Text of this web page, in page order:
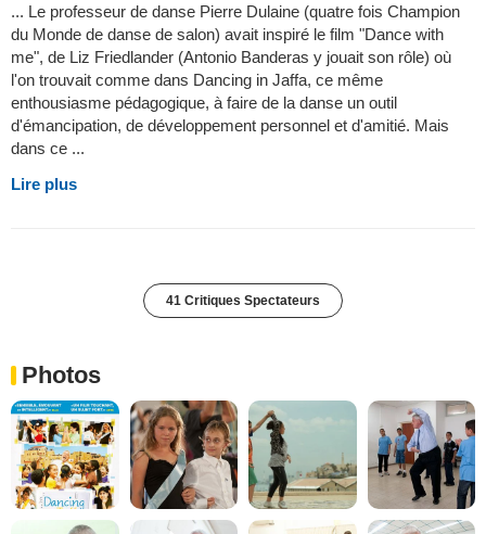
... Le professeur de danse Pierre Dulaine (quatre fois Champion
du Monde de danse de salon) avait inspiré le film "Dance with
me", de Liz Friedlander (Antonio Banderas y jouait son rôle) où
l'on trouvait comme dans Dancing in Jaffa, ce même
enthousiasme pédagogique, à faire de la danse un outil
d'émancipation, de développement personnel et d'amitié. Mais
dans ce ...
Lire plus
41 Critiques Spectateurs
Photos